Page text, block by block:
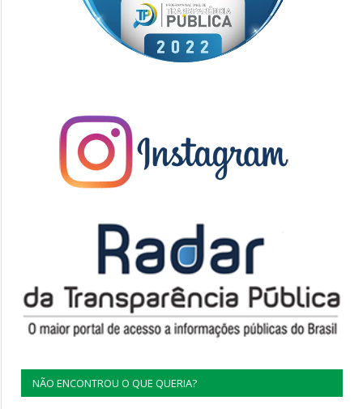
NÃO ENCONTROU O QUE QUERIA?